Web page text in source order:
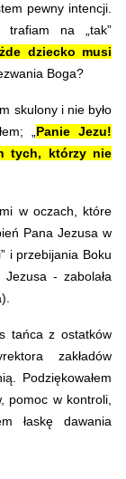
pewny intencji.
trafiam na „tak”
dziecko musi
Boga?
skulony i nie było
„ Panie Jezu!
tych, którzy nie
w oczach, które
Pana Jezusa w
i przebijania Boku
- zabolała
tańca z ostatków
zakładów
Podziękowałem
pomoc w kontroli,
łaskę dawania